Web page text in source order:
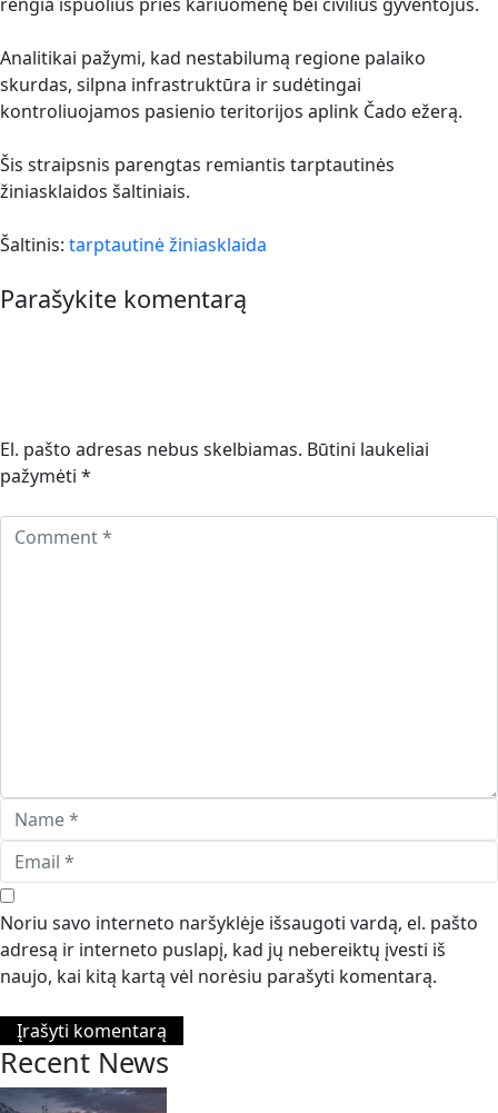
Analitikai pažymi, kad nestabilumą regione palaiko
skurdas, silpna infrastruktūra ir sudėtingai
kontroliuojamos pasienio teritorijos aplink Čado ežerą.
Šis straipsnis parengtas remiantis tarptautinės
žiniasklaidos šaltiniais.
Šaltinis: tarptautinė žiniasklaida
Parašykite komentarą
El. pašto adresas nebus skelbiamas. Būtini laukeliai
pažymėti *
Noriu savo interneto naršyklėje išsaugoti vardą, el. pašto
adresą ir interneto puslapį, kad jų nebereiktų įvesti iš
naujo, kai kitą kartą vėl norėsiu parašyti komentarą.
Recent News